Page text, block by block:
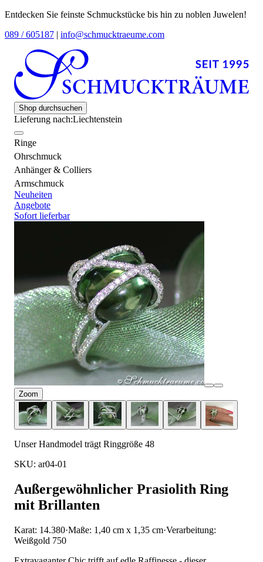
Entdecken Sie feinste Schmuckstücke bis hin zu noblen Juwelen!
089 / 605187 | info@schmucktraeume.com
Shop durchsuchen
Lieferung nach:Liechtenstein
Ringe
Ohrschmuck
Anhänger & Colliers
Armschmuck
Neuheiten
Angebote
Sofort lieferbar
Zoom
Unser Handmodel trägt Ringgröße 48
SKU: ar04-01
Außergewöhnlicher Prasiolith Ring
mit Brillanten
Karat: 14.380·Maße: 1,40 cm x 1,35 cm·Verarbeitung:
Weißgold 750